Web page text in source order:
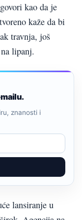
kao da je
kaže da bi
travnja, još
lipanj.
znanosti i
lansiranje u